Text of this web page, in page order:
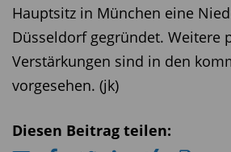
Hauptsitz in München eine
Düsseldorf gegründet. Weitere
Verstärkungen sind in den
vorgesehen. (jk)
Diesen Beitrag teilen: